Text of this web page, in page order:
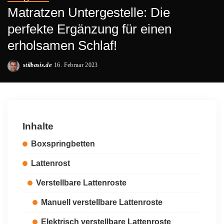
Matratzen Untergestelle: Die
perfekte Ergänzung für einen
erholsamen Schlaf!
Posted
stilbasis.de 16. Februar 2023
Inhalte
Boxspringbetten
Lattenrost
Verstellbare Lattenroste
Manuell verstellbare Lattenroste
Elektrisch verstellbare Lattenroste